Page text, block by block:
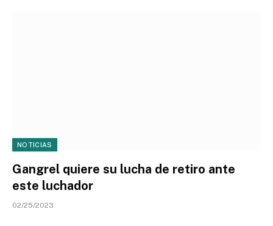
NOTICIAS
Gangrel quiere su lucha de retiro ante
este luchador
02/25/2023